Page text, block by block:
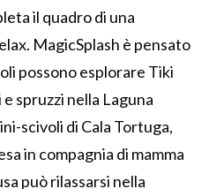
il quadro di una
MagicSplash è pensato
possono esplorare Tiki
spruzzi nella Laguna
scivoli di Cala Tortuga,
in compagnia di mamma
può rilassarsi nella